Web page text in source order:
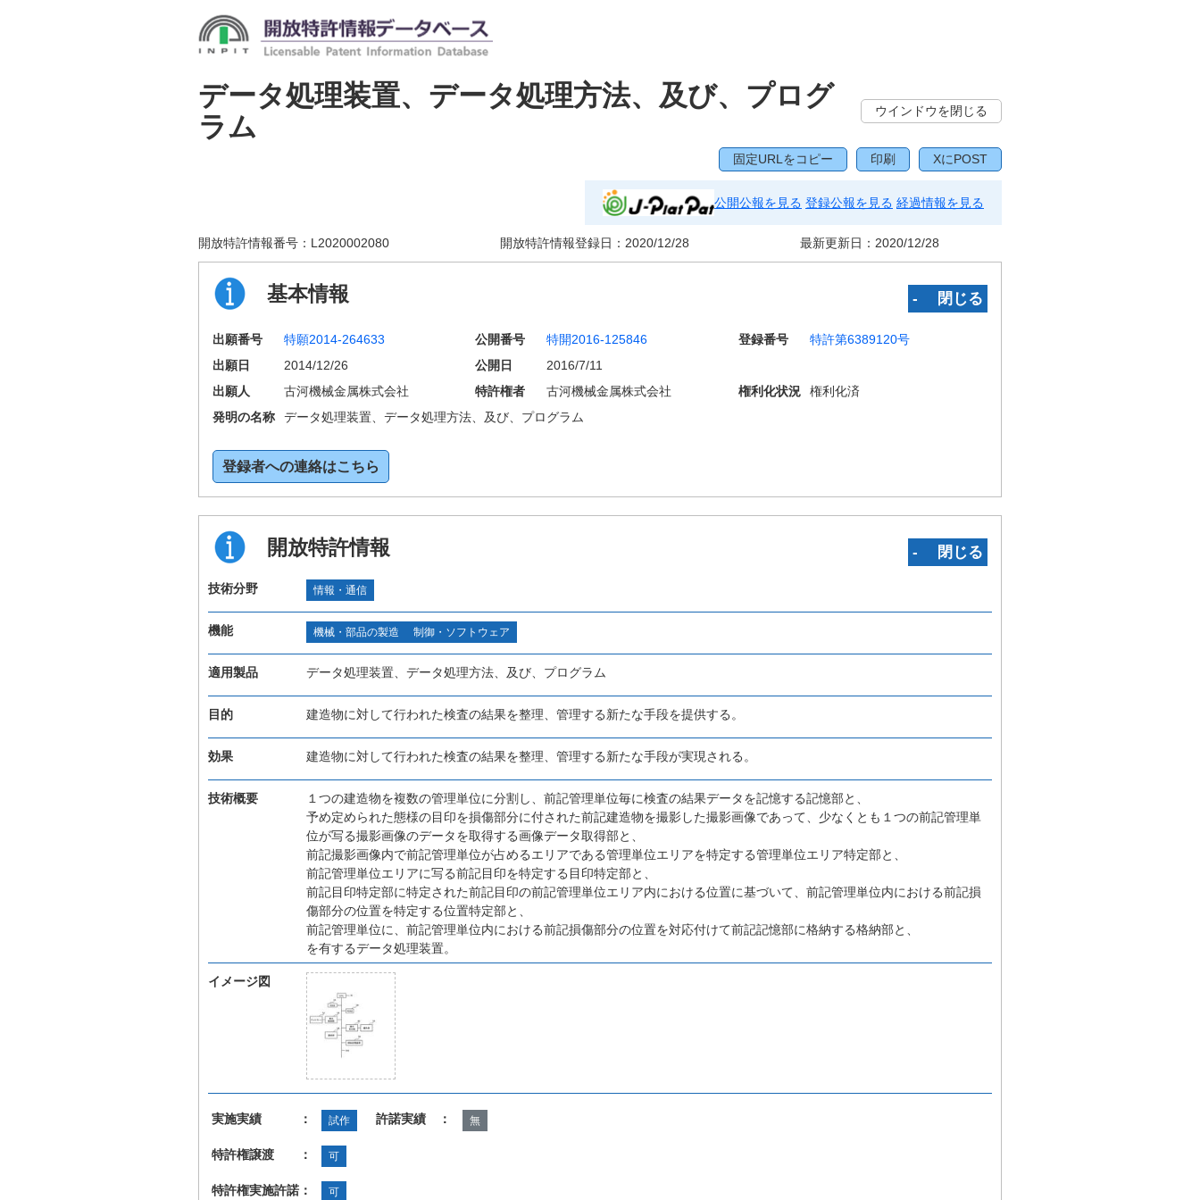
データ処理装置、データ処理方法、及び、プログ
ラム
ウインドウを閉じる
固定URLをコピー 印刷 XにPOST
公開公報を見る 登録公報を見る 経過情報を見る
開放特許情報番号： L2020002080 開放特許情報登録日： 2020/12/28 最新更新日： 2020/12/28
基本情報 ‐ 閉じる
出願番号 特願2014-264633 公開番号 特開2016-125846 登録番号
特許第6389120号
出願日
2014/12/26 公開日
2016/7/11
出願人
古河機械金属株式会社 特許権者 古河機械金属株式会社 権利化状況
権利化済
発明の名称
データ処理装置、データ処理方法、及び、プログラム
登録者への連絡はこちら
開放特許情報 ‐ 閉じる
技術分野 情報・通信
機能 機械・部品の製造 制御・ソフトウェア
適用製品 データ処理装置、データ処理方法、及び、プログラム
目的 建造物に対して行われた検査の結果を整理、管理する新たな手段を提供する。
効果 建造物に対して行われた検査の結果を整理、管理する新たな手段が実現される。
技術概要
１つの建造物を複数の管理単位に分割し、前記管理単位毎に検査の結果データを記憶する記憶部と、
予め定められた態様の目印を損傷部分に付された前記建造物を撮影した撮影画像であって、少なくとも１つの前記管理単
位が写る撮影画像のデータを取得する画像データ取得部と、
前記撮影画像内で前記管理単位が占めるエリアである管理単位エリアを特定する管理単位エリア特定部と、
前記管理単位エリアに写る前記目印を特定する目印特定部と、
前記目印特定部に特定された前記目印の前記管理単位エリア内における位置に基づいて、前記管理単位内における前記損
傷部分の位置を特定する位置特定部と、
前記管理単位に、前記管理単位内における前記損傷部分の位置を対応付けて前記記憶部に格納する格納部と、
を有するデータ処理装置。
イメージ図
実施実績 ： 試作 許諾実績 ： 無
特許権譲渡 ： 可
特許権実施許諾： 可